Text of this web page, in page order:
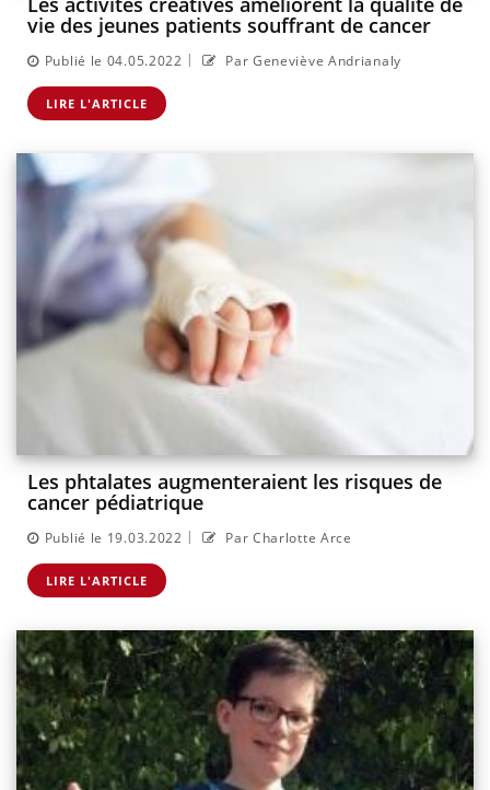
vie des jeunes patients souffrant de cancer
Publié le 04.05.2022 | Par Geneviève Andrianaly
LIRE L'ARTICLE
Les phtalates augmenteraient les risques de
cancer pédiatrique
Publié le 19.03.2022 | Par Charlotte Arce
LIRE L'ARTICLE